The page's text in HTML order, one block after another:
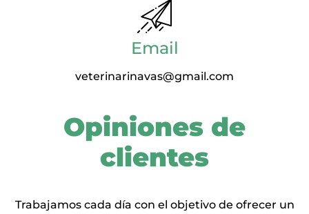
Email
veterinarinavas@gmail.com
Opiniones de
clientes
Trabajamos cada día con el objetivo de ofrecer un